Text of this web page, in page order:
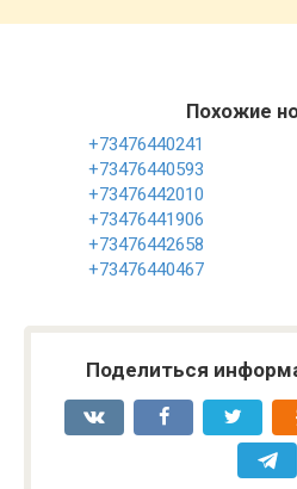
Похожие
+73476440241
+73476440593
+73476442010
+73476441906
+73476442658
+73476440467
Поделиться